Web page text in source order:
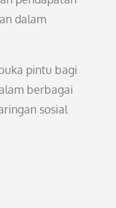
dalam
pintu bagi
berbagai
sosial